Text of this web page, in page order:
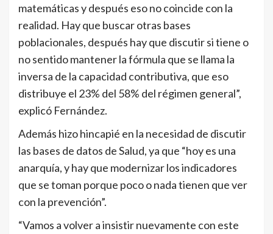
matemáticas y después eso no coincide con la
realidad. Hay que buscar otras bases
poblacionales, después hay que discutir si tiene o
no sentido mantener la fórmula que se llama la
inversa de la capacidad contributiva, que eso
distribuye el 23% del 58% del régimen general”,
explicó Fernández.
Además hizo hincapié en la necesidad de discutir
las bases de datos de Salud, ya que “hoy es una
anarquía, y hay que modernizar los indicadores
que se toman porque poco o nada tienen que ver
con la prevención”.
“Vamos a volver a insistir nuevamente con este